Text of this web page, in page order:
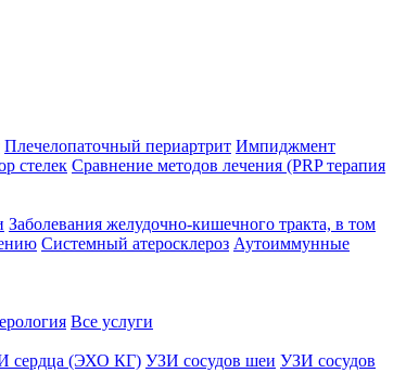
Плечелопаточный периартрит Импиджмент
стелек Сравнение методов лечения (PRP терапия
Заболевания желудочно-кишечного тракта, в том
Системный атеросклероз Аутоиммунные
Все услуги
сердца (ЭХО КГ) УЗИ сосудов шеи УЗИ сосудов